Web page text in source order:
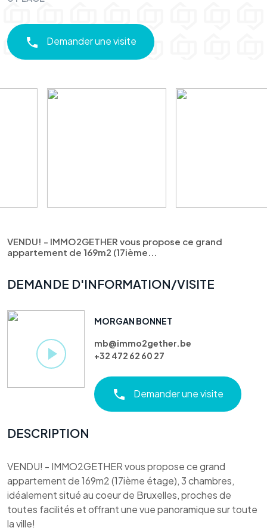
Demander une visite
VENDU! - IMMO2GETHER vous propose ce grand
appartement de 169m2 (17ième...
DEMANDE D'INFORMATION/VISITE
MORGAN BONNET
mb@immo2gether.be
+32 472 62 60 27
Demander une visite
DESCRIPTION
VENDU! - IMMO2GETHER vous propose ce grand
appartement de 169m2 (17ième étage), 3 chambres,
idéalement situé au coeur de Bruxelles, proches de
toutes facilités et offrant une vue panoramique sur toute
la ville!